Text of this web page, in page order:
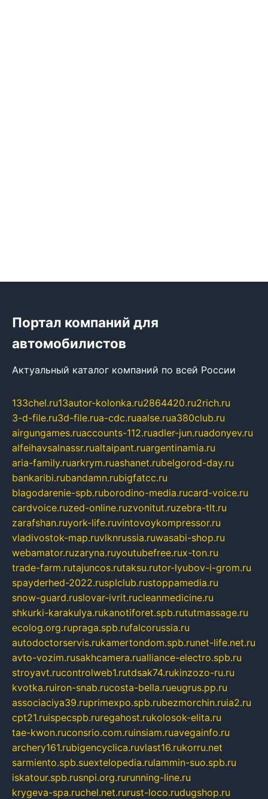
Портал компаний для
автомобилистов
Актуальный каталог компаний по всей России
133chel.ru13autor-kolonka.ru2864420.ru2rich.ru
3-d-file.ru3d-file.rua-cdc.ruaalse.rua380club.ru
airgungames.ruaccounts-112.ruadler-jun.ruadonyev.ru
alfeihavsalnassr.rualtaipant.ruargentinamia.ru
aria-family.ruarkrym.ruashanet.rubelgorod-day.ru
bankaribi.rubandamn.rubigfatcc.ru
blagodarenie-spb.ruborodino-media.rucard-voice.ru
cardvoice.ruzed-online.ruzvonitut.ruzebra-tlt.ru
zarafshan.ruyork-life.ruvintovoykompressor.ru
vladivostok-map.ruvlknrussia.ruwasabi-shop.ru
webamator.ruzaryna.ruyoutubefree.rux-ton.ru
trade-farm.rutajuncos.rutaksu.rutor-lyubov-i-grom.ru
spayderhed-2022.rusplclub.rustoppamedia.ru
snow-guard.ruslovar-ivrit.rucleanmedicine.ru
shkurki-karakulya.rukanotiforet.spb.rututmassage.ru
ecolog.org.rupraga.spb.rufalcorussia.ru
autodoctorservis.rukamertondom.spb.runet-life.net.ru
avto-vozim.rusakhcamera.rualliance-electro.spb.ru
stroyavt.rucontrolweb1.rutdsak74.rukinzozo-ru.ru
kvotka.ruiron-snab.rucosta-bella.rueugrus.pp.ru
associaciya39.ruprimexpo.spb.rubezmorchin.ruia2.ru
cpt21.ruispecspb.ruregahost.rukolosok-elita.ru
tae-kwon.ruconsrio.com.ruinsiam.ruavegainfo.ru
archery161.rubigencyclica.ruvlast16.rukorru.net
sarmiento.spb.suextelopedia.rulammin-suo.spb.ru
iskatour.spb.rusnpi.org.rurunning-line.ru
krygeva-spa.ruchel.net.rurust-loco.rudugshop.ru